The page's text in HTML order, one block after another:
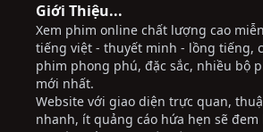
Giới Thiệu...
Xem phim online chất lượng cao
tiếng việt - thuyết minh - lồng tiếng,
phim phong phú, đặc sắc, nhiều bộ
mới nhất.
Website với giao diện trực quan,
nhanh, ít quảng cáo hứa hẹn sẽ